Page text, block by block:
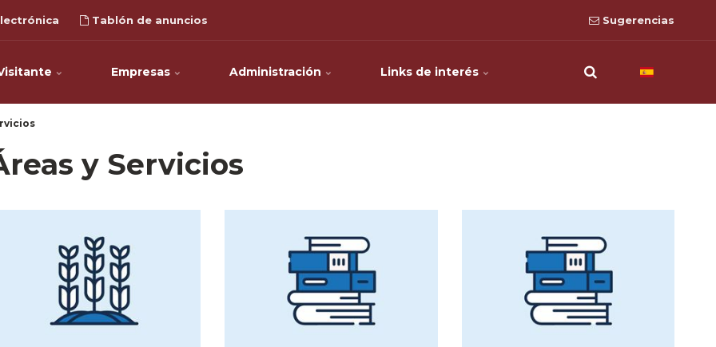
Tablón de anuncios Sugerencias
Empresas Administración Links de interés
y Servicios